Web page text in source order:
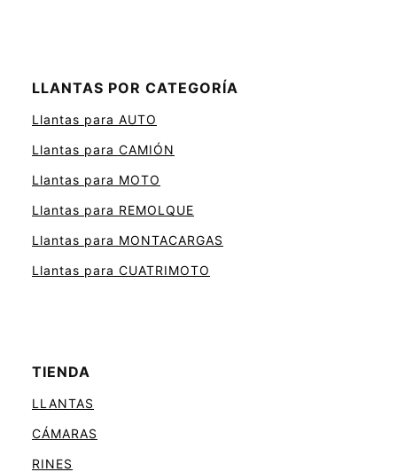
LLANTAS POR CATEGORÍA
Llantas para AUTO
Llantas para CAMIÓN
Llantas para MOTO
Llantas para REMOLQUE
Llantas para MONTACARGAS
Llantas para CUATRIMOTO
TIENDA
LLANTAS
CÁMARAS
RINES